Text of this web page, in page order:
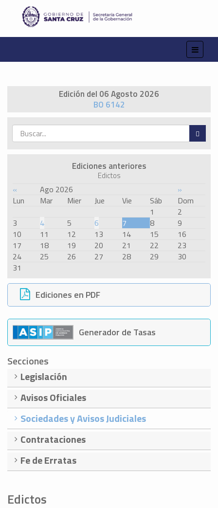
Edición del 06 Agosto 2026
BO 6142
Ediciones anteriores
Edictos
« Ago 2026
»
Lun
Mar Mier Jue Vie Sáb
Dom
1
2
3
4 5 6 7 8
9
10
11 12 13 14 15
16
17
18 19 20 21 22
23
24
25 26 27 28 29
30
31
Ediciones en PDF
Generador de Tasas
Secciones
Legislación
Avisos Oficiales
Sociedades y Avisos Judiciales
Contrataciones
Fe de Erratas
Edictos